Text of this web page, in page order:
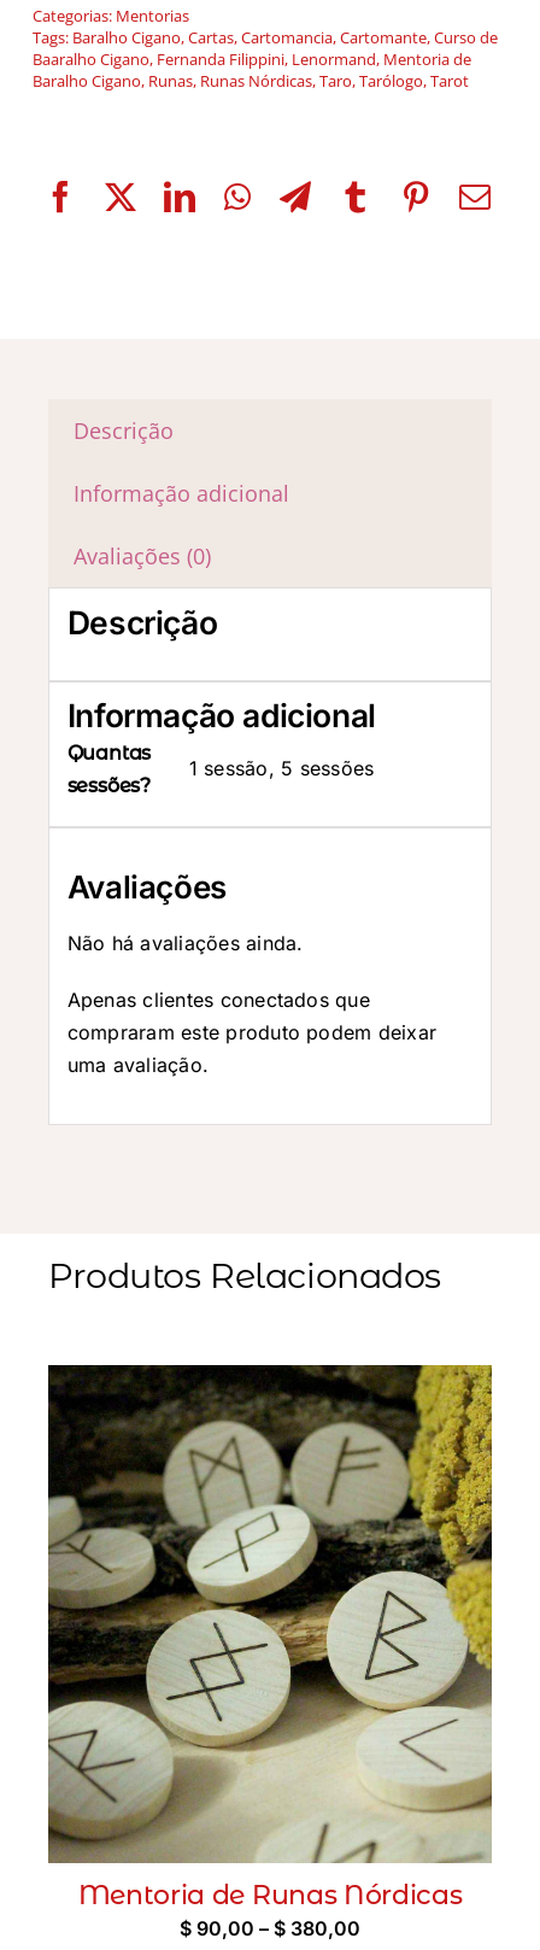
Categorias: Mentorias
Tags: Baralho Cigano,Cartas,Cartomancia,Cartomante,Curso de
Baaralho Cigano, Fernanda Filippini, Lenormand, Mentoria de
Baralho Cigano, Runas, Runas Nórdicas,Taro,Tarólogo,Tarot
Descrição
Informação adicional
Avaliações (0)
Descrição
Informação adicional
Quantas
sessões?
1 sessão, 5 sessões
Avaliações
Não há avaliações ainda.
Apenas clientes conectados que
compraram este produto podem deixar
uma avaliação.
Produtos Relacionados
Mentoria de Runas Nórdicas
$ 90,00 – $ 380,00